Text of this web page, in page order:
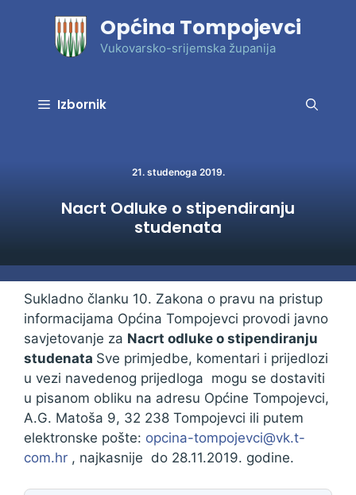
Općina Tompojevci
Vukovarsko-srijemska županija
Izbornik
21. studenoga 2019.
Nacrt Odluke o stipendiranju
studenata
Sukladno članku 10. Zakona o pravu na pristup
informacijama Općina Tompojevci provodi javno
savjetovanje za Nacrt odluke o stipendiranju
studenata Sve primjedbe, komentari i prijedlozi
u vezi navedenog prijedloga mogu se dostaviti
u pisanom obliku na adresu Općine Tompojevci,
A.G. Matoša 9, 32 238 Tompojevci ili putem
elektronske pošte: opcina-tompojevci@vk.t-
com.hr , najkasnije do 28.11.2019. godine.